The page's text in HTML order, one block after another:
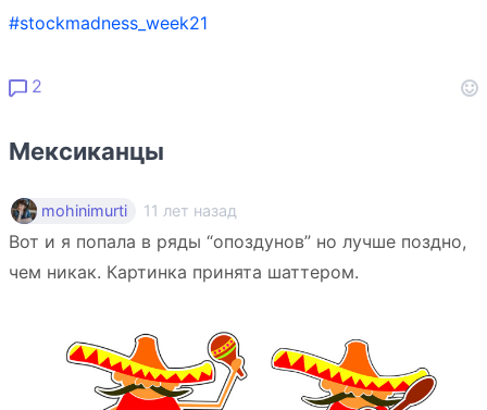
#stockmadness_week21
2
Мексиканцы
mohinimurti 11 лет назад
Вот и я попала в ряды “опоздунов” но лучше поздно,
чем никак. Картинка принята шаттером.